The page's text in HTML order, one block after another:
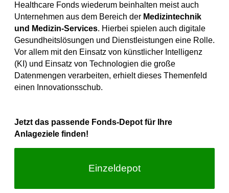
Healthcare Fonds wiederum beinhalten meist auch
Unternehmen aus dem Bereich der Medizintechnik
und Medizin-Services. Hierbei spielen auch digitale
Gesundheitslösungen und Dienstleistungen eine Rolle.
Vor allem mit den Einsatz von künstlicher Intelligenz
(KI) und Einsatz von Technologien die große
Datenmengen verarbeiten, erhielt dieses Themenfeld
einen Innovationsschub.
Jetzt das passende Fonds-Depot für Ihre
Anlageziele finden!
Einzeldepot